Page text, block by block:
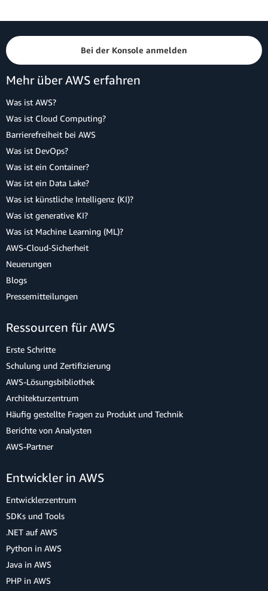
Bei der Konsole anmelden
Mehr über AWS erfahren
Was ist AWS?
Was ist Cloud Computing?
Barrierefreiheit bei AWS
Was ist DevOps?
Was ist ein Container?
Was ist ein Data Lake?
Was ist künstliche Intelligenz (KI)?
Was ist generative KI?
Was ist Machine Learning (ML)?
AWS-Cloud-Sicherheit
Neuerungen
Blogs
Pressemitteilungen
Ressourcen für AWS
Erste Schritte
Schulung und Zertifizierung
AWS-Lösungsbibliothek
Architekturzentrum
Häufig gestellte Fragen zu Produkt und Technik
Berichte von Analysten
AWS-Partner
Entwickler in AWS
Entwicklerzentrum
SDKs und Tools
.NET auf AWS
Python in AWS
Java in AWS
PHP in AWS